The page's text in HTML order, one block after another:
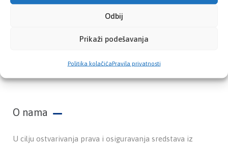
Odbij
Prikaži podešavanja
Politika kolačićaPravila privatnosti
O nama
U cilju ostvarivanja prava i osiguravanja sredstava iz